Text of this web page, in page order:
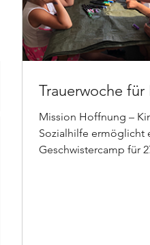
Trauerwoche für
Mission Hoffnung –
Sozialhilfe ermöglicht
Geschwistercamp für